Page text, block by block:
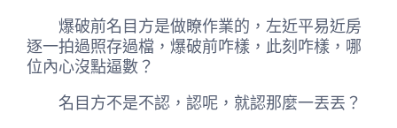
爆破前名目方是做瞭作業的，左近平易近房
逐一拍過照存過檔，爆破前咋樣，此刻咋樣，哪
位內心沒點逼數？
名目方不是不認，認呢，就認那麼一丟丟？